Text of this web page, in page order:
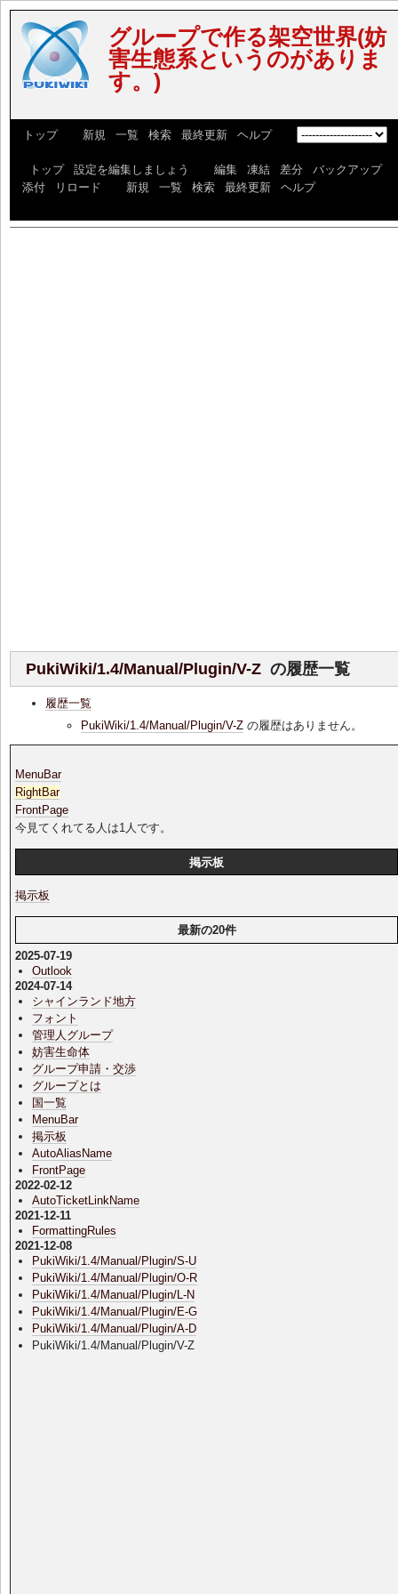
グループで作る架空世界(妨
害生態系というのがありま
す。)
トップ] [ 新規| 一覧 検索| 最終更新| ヘルプ] [
トップ| 設定を編集しましょう 編集| 凍結| 差分 バックアップ|
添付| リロード 新規| 一覧 検索| 最終更新| ヘルプ]
PukiWiki/1.4/Manual/Plugin/V-Z の履歴一覧
履歴一覧
PukiWiki/1.4/Manual/Plugin/V-Zの履歴はありません。
MenuBar
RightBar
FrontPage
今見てくれてる人は1人です。
掲示板
掲示板
最新の20件
2025-07-19
Outlook
2024-07-14
シャインランド地方
フォント
管理人グループ
妨害生命体
グループ申請・交渉
グループとは
国一覧
MenuBar
掲示板
AutoAliasName
FrontPage
2022-02-12
AutoTicketLinkName
2021-12-11
FormattingRules
2021-12-08
PukiWiki/1.4/Manual/Plugin/S-U
PukiWiki/1.4/Manual/Plugin/O-R
PukiWiki/1.4/Manual/Plugin/L-N
PukiWiki/1.4/Manual/Plugin/E-G
PukiWiki/1.4/Manual/Plugin/A-D
PukiWiki/1.4/Manual/Plugin/V-Z